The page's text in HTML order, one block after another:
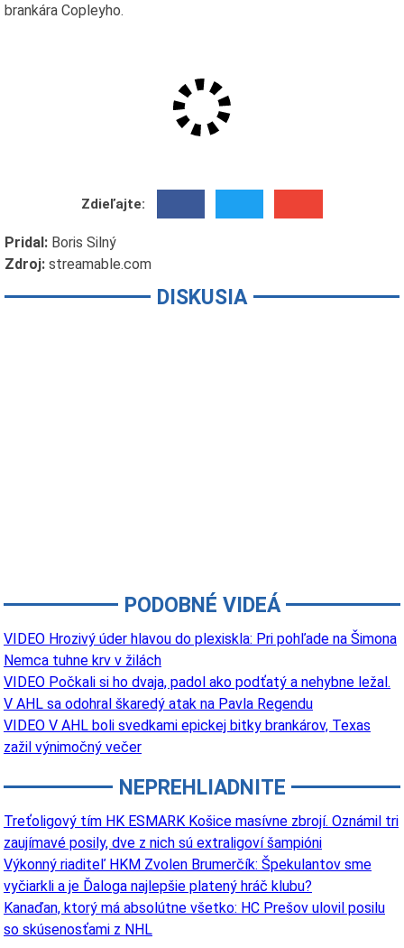
brankára Copleyho.
Zdieľajte:
Pridal: Boris Silný
Zdroj: streamable.com
DISKUSIA
PODOBNÉ VIDEÁ
VIDEO Hrozivý úder hlavou do plexiskla: Pri pohľade na Šimona
Nemca tuhne krv v žilách
VIDEO Počkali si ho dvaja, padol ako podťatý a nehybne ležal.
V AHL sa odohral škaredý atak na Pavla Regendu
VIDEO V AHL boli svedkami epickej bitky brankárov, Texas
zažil výnimočný večer
NEPREHLIADNITE
Treťoligový tím HK ESMARK Košice masívne zbrojí. Oznámil tri
zaujímavé posily, dve z nich sú extraligoví šampióni
Výkonný riaditeľ HKM Zvolen Brumerčík: Špekulantov sme
vyčiarkli a je Ďaloga najlepšie platený hráč klubu?
Kanaďan, ktorý má absolútne všetko: HC Prešov ulovil posilu
so skúsenosťami z NHL